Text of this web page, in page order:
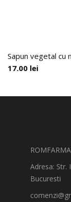
Sapun vegetal cu
17.00 lei
Adresa: Str.
Bucuresti